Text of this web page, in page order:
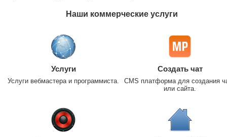
Наши коммерческие услуги
Услуги
Услуги вебмастера и программиста.
Создать чат
CMS платформа для создания
или сайта.